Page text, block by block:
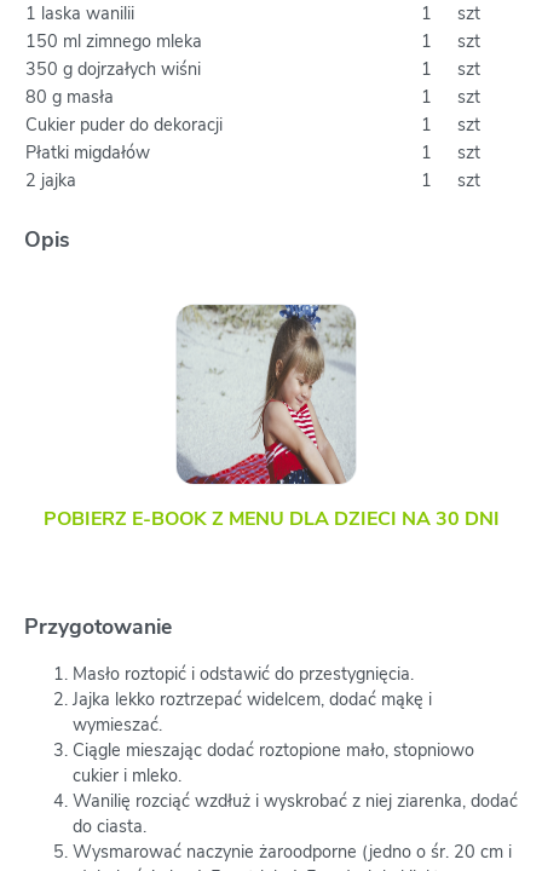
1 laska wanilii
1
szt
150 ml zimnego mleka
1
szt
350 g dojrzałych wiśni
1
szt
80 g masła
1
szt
Cukier puder do dekoracji
1
szt
Płatki migdałów
1
szt
2 jajka
1 szt
Opis
POBIERZ E-BOOK Z MENU DLA DZIECI NA 30 DNI
Przygotowanie
Masło roztopić i odstawić do przestygnięcia.
Jajka lekko roztrzepać widelcem, dodać mąkę i
wymieszać.
Ciągle mieszając dodać roztopione mało, stopniowo
cukier i mleko.
Wanilię rozciąć wzdłuż i wyskrobać z niej ziarenka, dodać
do ciasta.
Wysmarować naczynie żaroodporne (jedno o śr. 20 cm i